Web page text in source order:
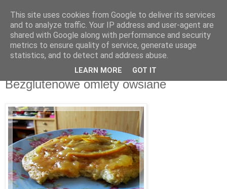
Recenzje na widelcu
Portal kulturalny - książki, recenzje, inspiracje, konkursy.
sobota, 8 lutego 2014
Bezglutenowe omlety owsiane
This site uses cookies from Google to deliver its services
and to analyze traffic. Your IP address and user-agent are
shared with Google along with performance and security
metrics to ensure quality of service, generate usage
statistics, and to detect and address abuse.
LEARN MORE GOT IT